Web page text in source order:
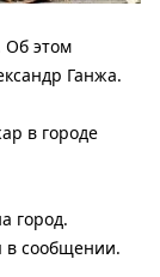
Об этом
Ганжа.
в городе
город.
в сообщении.